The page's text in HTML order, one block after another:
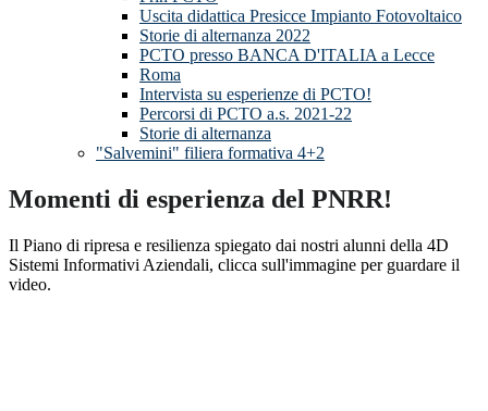
Uscita didattica Presicce Impianto Fotovoltaico
Storie di alternanza 2022
PCTO presso BANCA D'ITALIA a Lecce
Roma
Intervista su esperienze di PCTO!
Percorsi di PCTO a.s. 2021-22
Storie di alternanza
"Salvemini" filiera formativa 4+2
Momenti di esperienza del PNRR!
Il Piano di ripresa e resilienza spiegato dai nostri alunni della 4D
Sistemi Informativi Aziendali, clicca sull'immagine per guardare il
video.